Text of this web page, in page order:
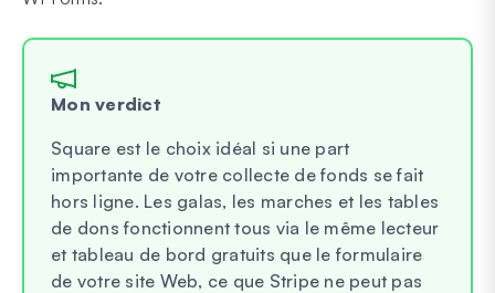
Mon verdict
Square est le choix idéal si une part
importante de votre collecte de fonds se fait
hors ligne. Les galas, les marches et les tables
de dons fonctionnent tous via le même lecteur
et tableau de bord gratuits que le formulaire
de votre site Web, ce que Stripe ne peut pas